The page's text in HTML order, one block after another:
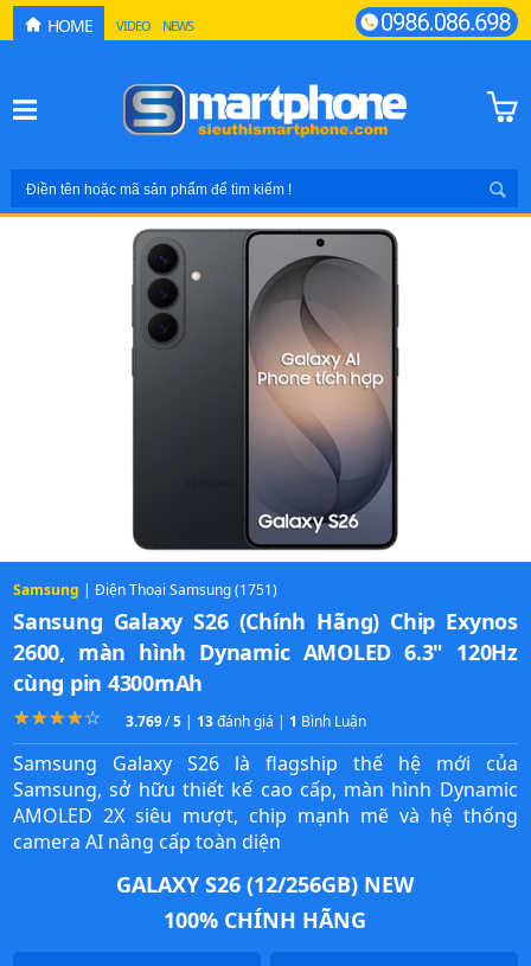
HOME VIDEO NEWS
Samsung | Điện Thoại Samsung (1751)
Sansung Galaxy S26 (Chính Hãng) Chip Exynos
2600, màn hình Dynamic AMOLED 6.3" 120Hz
cùng pin 4300mAh
☆☆☆☆☆
★★★★★ 3.7692307692308
/5 | 13đánh giá | 1 Bình Luận
Samsung Galaxy S26 là flagship thế hệ mới của
Samsung, sở hữu thiết kế cao cấp, màn hình Dynamic
AMOLED 2X siêu mượt, chip mạnh mẽ và hệ thống
camera AI nâng cấp toàn diện
GALAXY S26 (12/256GB) NEW
100% CHÍNH HÃNG